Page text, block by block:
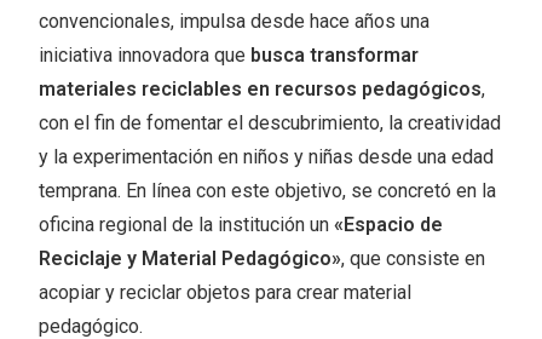
convencionales, impulsa desde hace años una
iniciativa innovadora que busca transformar
materiales reciclables en recursos pedagógicos,
con el fin de fomentar el descubrimiento, la creatividad
y la experimentación en niños y niñas desde una edad
temprana. En línea con este objetivo, se concretó en la
oficina regional de la institución un«Espacio de
Reciclaje y Material Pedagógico», que consiste en
acopiar y reciclar objetos para crear material
pedagógico.